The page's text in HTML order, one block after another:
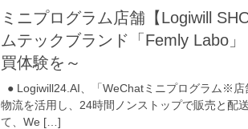
ミニプログラム店舗【Logiwill
ムテックブランド「Femly Labo
買体験を～
● Logiwill24.AI、「WeChatミニプログラム※
物流を活用し、24時間ノンストップで販売と配
て、We […]